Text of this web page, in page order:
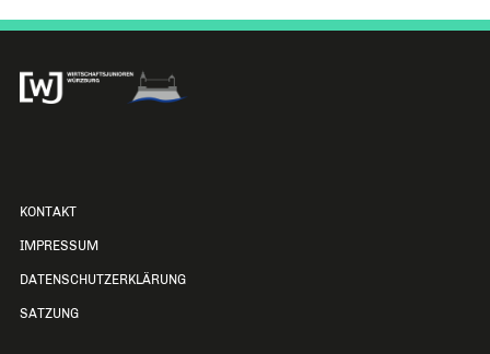
KONTAKT
IMPRESSUM
DATENSCHUTZERKLÄRUNG
SATZUNG